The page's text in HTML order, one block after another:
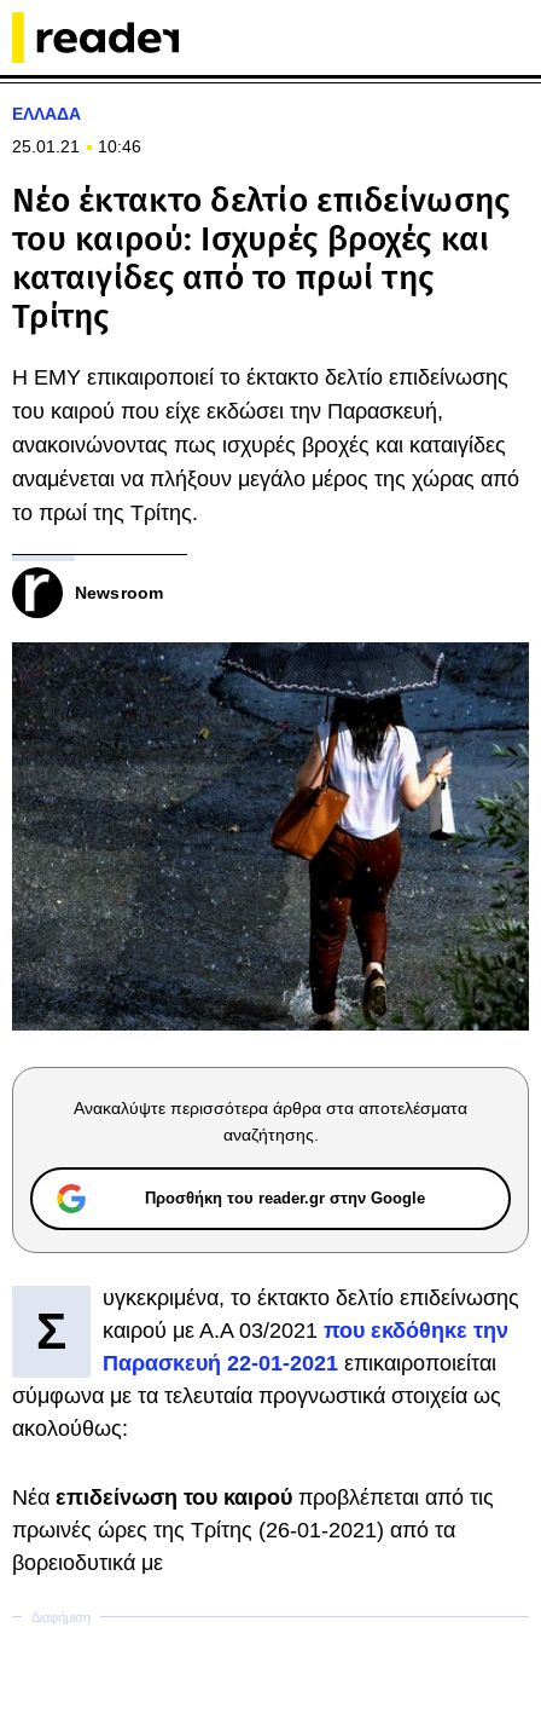
ΕΛΛΑΔΑ
25.01.21
10:46
Νέο έκτακτο δελτίο επιδείνωσης
του καιρού: Ισχυρές βροχές και
καταιγίδες από το πρωί της
Τρίτης
Η ΕΜΥ επικαιροποιεί το έκτακτο δελτίο επιδείνωσης
του καιρού που είχε εκδώσει την Παρασκευή,
ανακοινώνοντας πως ισχυρές βροχές και καταιγίδες
αναμένεται να πλήξουν μεγάλο μέρος της χώρας από
το πρωί της Τρίτης.
Newsroom
Ανακαλύψτε περισσότερα άρθρα στα αποτελέσματα
αναζήτησης.
Προσθήκη του reader.gr στην Google
Σ
υγκεκριμένα, το έκτακτο δελτίο επιδείνωσης
καιρού με Α.Α 03/2021 που εκδόθηκε την
Παρασκευή 22-01-2021 επικαιροποιείται
σύμφωνα με τα τελευταία προγνωστικά στοιχεία ως
ακολούθως:
Νέα επιδείνωση του καιρού προβλέπεται από τις
πρωινές ώρες της Τρίτης (26-01-2021) από τα
βορειοδυτικά με